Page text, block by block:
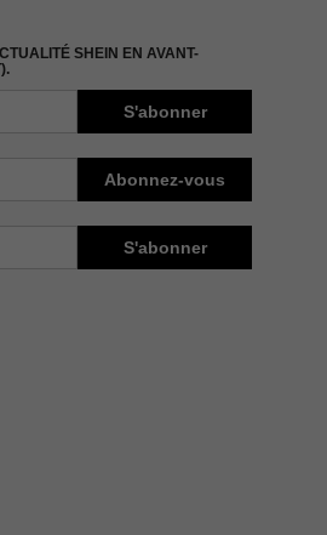
SHEIN EN AVANT-
S'abonner
Abonnez-vous
S'abonner